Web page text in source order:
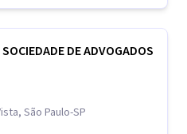
DE ADVOGADOS
São Paulo-SP